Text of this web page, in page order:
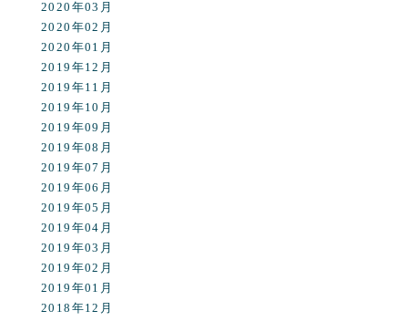
2020年03月
2020年02月
2020年01月
2019年12月
2019年11月
2019年10月
2019年09月
2019年08月
2019年07月
2019年06月
2019年05月
2019年04月
2019年03月
2019年02月
2019年01月
2018年12月